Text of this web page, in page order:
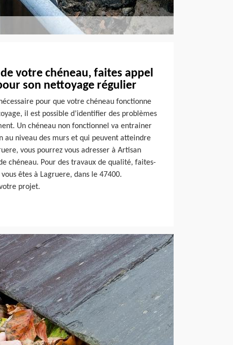
votre chéneau, faites appel
son nettoyage régulier
pour que votre chéneau fonctionne
il est possible d’identifier des problèmes
Un chéneau non fonctionnel va entrainer
au niveau des murs et qui peuvent atteindre
vous pourrez vous adresser à Artisan
chéneau. Pour des travaux de qualité, faites-
êtes à Lagruere, dans le 47400.
projet.